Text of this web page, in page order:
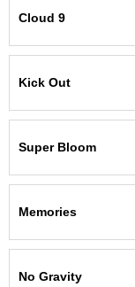
Cloud 9
Kick Out
Super Bloom
Memories
No Gravity